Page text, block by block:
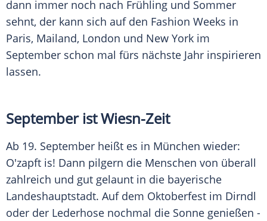
dann immer noch nach Frühling und Sommer
sehnt, der kann sich auf den Fashion Weeks in
Paris, Mailand, London und New York im
September schon mal fürs nächste Jahr inspirieren
lassen.
September ist Wiesn-Zeit
Ab 19. September heißt es in München wieder:
O'zapft is! Dann pilgern die Menschen von überall
zahlreich und gut gelaunt in die bayerische
Landeshauptstadt. Auf dem Oktoberfest im Dirndl
oder der Lederhose nochmal die Sonne genießen -